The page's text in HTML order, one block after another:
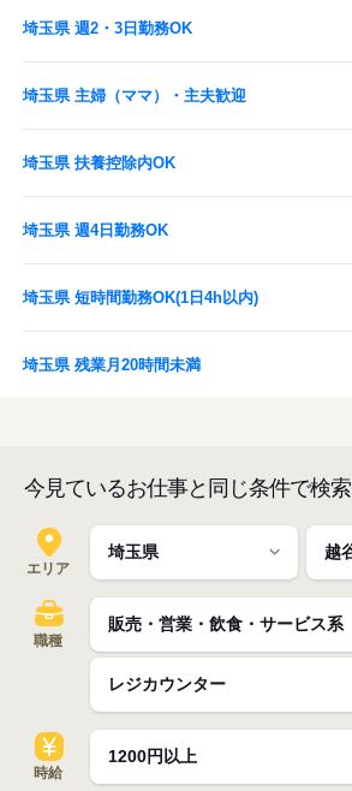
埼玉県 週2・3日勤務OK
埼玉県 主婦（ママ）・主夫歓迎
埼玉県 扶養控除内OK
埼玉県 週4日勤務OK
埼玉県 短時間勤務OK(1日4h以内)
埼玉県 残業月20時間未満
今見ているお仕事と同じ条件で検索
エリア
職種
時給